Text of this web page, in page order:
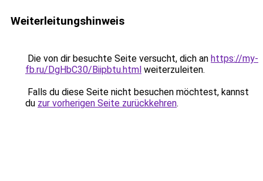
Weiterleitungshinweis
Die von dir besuchte Seite versucht, dich an https://my-
fb.ru/DgHbC30/Biipbtu.html weiterzuleiten.
Falls du diese Seite nicht besuchen möchtest, kannst
du zur vorherigen Seite zurückkehren.